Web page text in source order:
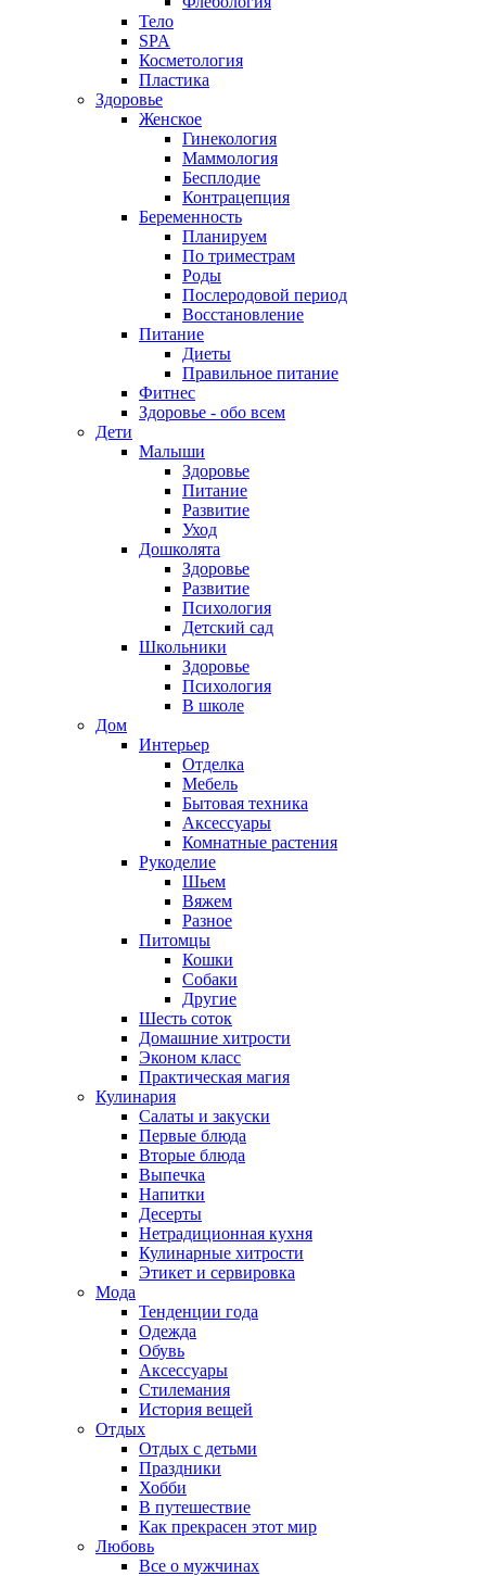
Тело
SPA
Косметология
Пластика
Здоровье
Женское
Гинекология
Маммология
Бесплодие
Контрацепция
Беременность
Планируем
По триместрам
Роды
Послеродовой период
Восстановление
Питание
Диеты
Правильное питание
Фитнес
Здоровье - обо всем
Дети
Малыши
Здоровье
Питание
Развитие
Уход
Дошколята
Здоровье
Развитие
Психология
Детский сад
Школьники
Здоровье
Психология
В школе
Дом
Интерьер
Отделка
Мебель
Бытовая техника
Аксессуары
Комнатные растения
Рукоделие
Шьем
Вяжем
Разное
Питомцы
Кошки
Собаки
Другие
Шесть соток
Домашние хитрости
Эконом класс
Практическая магия
Кулинария
Салаты и закуски
Первые блюда
Вторые блюда
Выпечка
Напитки
Десерты
Нетрадиционная кухня
Кулинарные хитрости
Этикет и сервировка
Мода
Тенденции года
Одежда
Обувь
Аксессуары
Стилемания
История вещей
Отдых
Отдых с детьми
Праздники
Хобби
В путешествие
Как прекрасен этот мир
Любовь
Все о мужчинах